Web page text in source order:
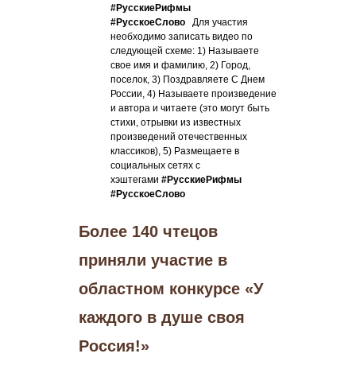
#РусскиеРифмы
#РусскоеСлово
Для участия
необходимо записать видео по
следующей схеме: 1) Называете
свое имя и фамилию, 2) Город,
поселок, 3) Поздравляете С Днем
России, 4) Называете произведение
и автора и читаете (это могут быть
стихи, отрывки из известных
произведений отечественных
классиков), 5) Размещаете в
социальных сетях с
хэштегами #РусскиеРифмы
#РусскоеСлово
Более 140 чтецов
приняли участие в
областном конкурсе «У
каждого в душе своя
Россия!»